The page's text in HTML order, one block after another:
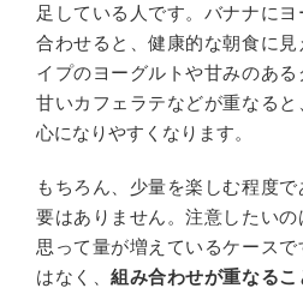
足している人です。バナナに
合わせると、健康的な朝食に
イプのヨーグルトや甘みのある
甘いカフェラテなどが重なる
心になりやすくなります。
もちろん、少量を楽しむ程度
要はありません。注意したい
思って量が増えているケース
はなく、組み合わせが重なる